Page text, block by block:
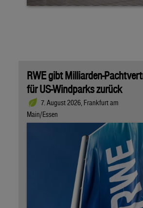
RWE gibt Milliarden-
für US-Windparks zurück
7. August 2026, Frankfurt am
Main/Essen